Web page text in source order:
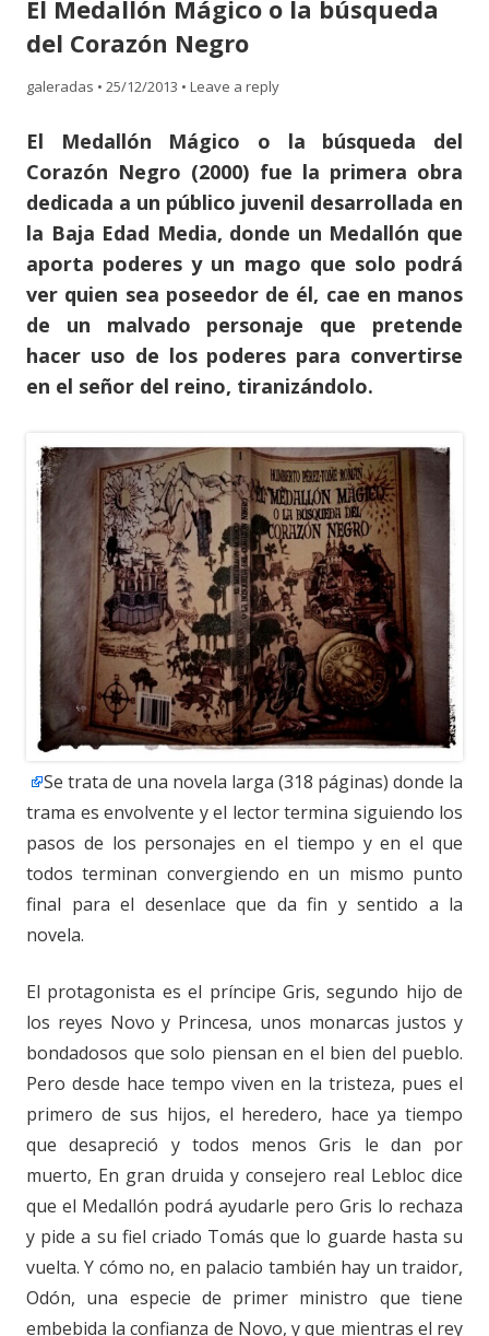
El Medallón Mágico o la búsqueda
del Corazón Negro
galeradas • 25/12/2013 • Leave a reply
El Medallón Mágico o la búsqueda del
Corazón Negro (2000) fue la primera obra
dedicada a un público juvenil desarrollada en
la Baja Edad Media, donde un Medallón que
aporta poderes y un mago que solo podrá
ver quien sea poseedor de él, cae en manos
de un malvado personaje que pretende
hacer uso de los poderes para convertirse
en el señor del reino, tiranizándolo.
Se trata de una novela larga (318 páginas) donde la
trama es envolvente y el lector termina siguiendo los
pasos de los personajes en el tiempo y en el que
todos terminan convergiendo en un mismo punto
final para el desenlace que da fin y sentido a la
novela.
El protagonista es el príncipe Gris, segundo hijo de
los reyes Novo y Princesa, unos monarcas justos y
bondadosos que solo piensan en el bien del pueblo.
Pero desde hace tempo viven en la tristeza, pues el
primero de sus hijos, el heredero, hace ya tiempo
que desapreció y todos menos Gris le dan por
muerto, En gran druida y consejero real Lebloc dice
que el Medallón podrá ayudarle pero Gris lo rechaza
y pide a su fiel criado Tomás que lo guarde hasta su
vuelta. Y cómo no, en palacio también hay un traidor,
Odón, una especie de primer ministro que tiene
embebida la confianza de Novo, y que mientras el rey